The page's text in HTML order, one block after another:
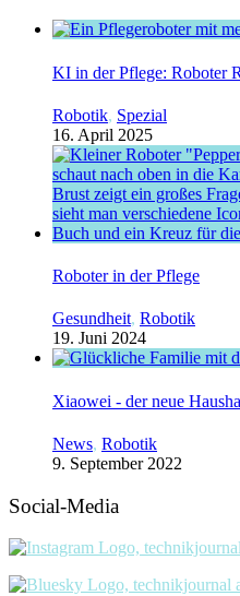
KI in der Pflege: Roboter
Robotik, Spezial
16. April 2025
Roboter in der Pflege
Gesundheit, Robotik
19. Juni 2024
Xiaowei - der neue
News, Robotik
9. September 2022
Social-Media